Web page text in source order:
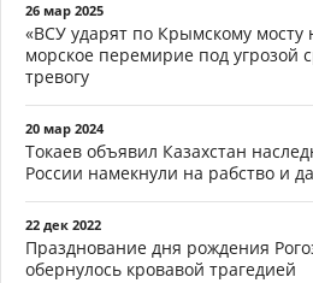
26 мар 2025
«ВСУ ударят по Крымскому
морское перемирие под угрозой
тревогу
20 мар 2024
Токаев объявил Казахстан
России намекнули на рабство и
22 дек 2022
Празднование дня рождения
обернулось кровавой трагедией